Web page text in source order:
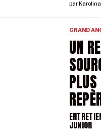
par
UN
JUNIOR
GRAND